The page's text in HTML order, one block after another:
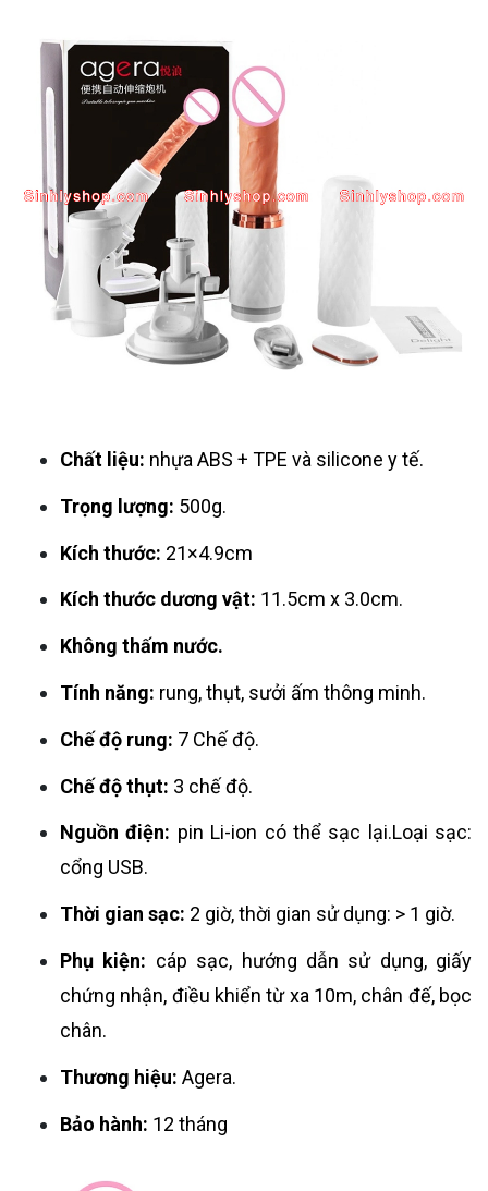
Chất liệu: nhựa ABS + TPE và silicone y tế.
Trọng lượng: 500g.
Kích thước: 21×4.9cm
Kích thước dương vật: 11.5cm x 3.0cm.
Không thấm nước.
Tính năng: rung, thụt, sưởi ấm thông minh.
Chế độ rung: 7 Chế độ.
Chế độ thụt: 3 chế độ.
Nguồn điện: pin Li-ion có thể sạc lại.Loại sạc:
cổng USB.
Thời gian sạc: 2 giờ, thời gian sử dụng: > 1 giờ.
Phụ kiện: cáp sạc, hướng dẫn sử dụng, giấy
chứng nhận, điều khiển từ xa 10m, chân đế, bọc
chân.
Thương hiệu: Agera.
Bảo hành: 12 tháng